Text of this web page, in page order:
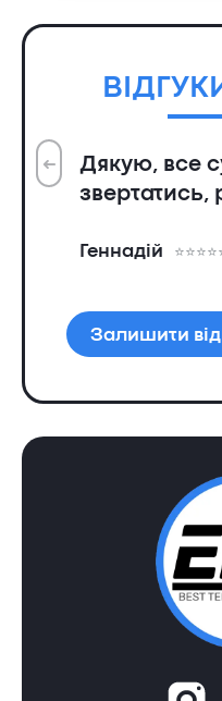
Дякую, все
Геннадій
➜
Залишити